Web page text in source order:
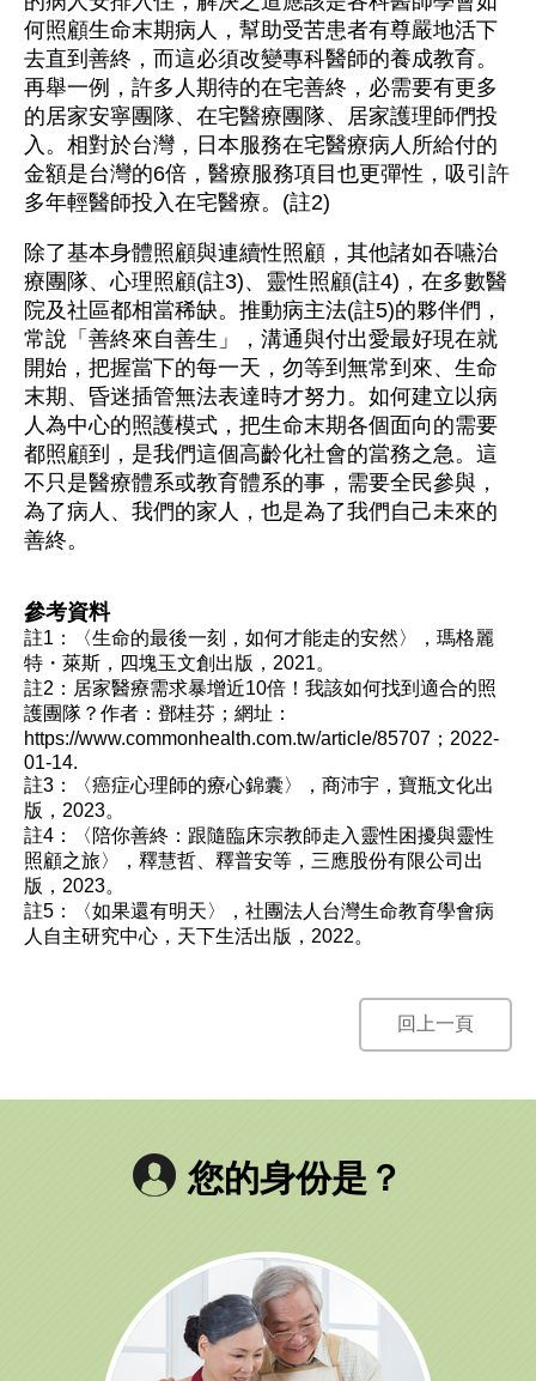
何照顧生命末期病人，幫助受苦患者有尊嚴地活下
去直到善終，而這必須改變專科醫師的養成教育。
再舉一例，許多人期待的在宅善終，必需要有更多
的居家安寧團隊、在宅醫療團隊、居家護理師們投
入。相對於台灣，日本服務在宅醫療病人所給付的
金額是台灣的6倍，醫療服務項目也更彈性，吸引許
多年輕醫師投入在宅醫療。(註2)
除了基本身體照顧與連續性照顧，其他諸如吞嚥治
療團隊、心理照顧(註3)、靈性照顧(註4)，在多數醫
院及社區都相當稀缺。推動病主法(註5)的夥伴們，
常說「善終來自善生」，溝通與付出愛最好現在就
開始，把握當下的每一天，勿等到無常到來、生命
末期、昏迷插管無法表達時才努力。如何建立以病
人為中心的照護模式，把生命末期各個面向的需要
都照顧到，是我們這個高齡化社會的當務之急。這
不只是醫療體系或教育體系的事，需要全民參與，
為了病人、我們的家人，也是為了我們自己未來的
善終。
參考資料
註1：〈生命的最後一刻，如何才能走的安然〉，瑪格麗
特・萊斯，四塊玉文創出版，2021。
註2：居家醫療需求暴增近10倍！我該如何找到適合的照
護團隊？作者：鄧桂芬；網址：
https://www.commonhealth.com.tw/article/85707；2022-
01-14.
註3：〈癌症心理師的療心錦囊〉，商沛宇，寶瓶文化出
版，2023。
註4：〈陪你善終：跟隨臨床宗教師走入靈性困擾與靈性
照顧之旅〉，釋慧哲、釋普安等，三應股份有限公司出
版，2023。
註5：〈如果還有明天〉，社團法人台灣生命教育學會病
人自主研究中心，天下生活出版，2022。
回上一頁
您的身份是？